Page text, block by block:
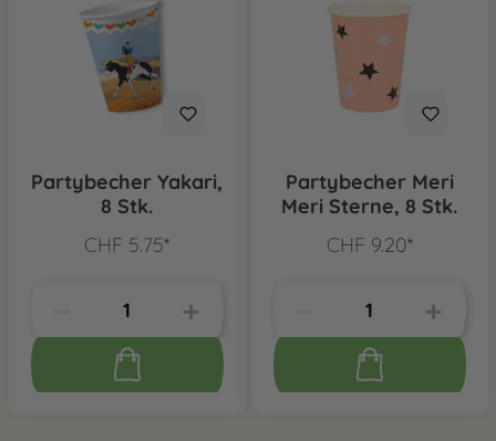
Partybecher Yakari,
8 Stk.
CHF 5.75*
Partybecher Meri
Meri Sterne, 8 Stk.
CHF 9.20*